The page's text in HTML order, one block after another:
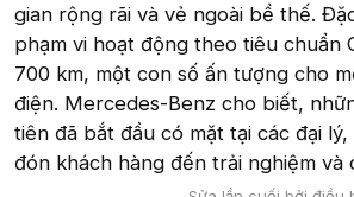
gian rộng rãi và vẻ ngoài bề thế.
phạm vi hoạt động theo tiêu chuẩn
700 km, một con số ấn tượng cho
điện. Mercedes-Benz cho biết,
tiên đã bắt đầu có mặt tại các đại lý,
đón khách hàng đến trải nghiệm và